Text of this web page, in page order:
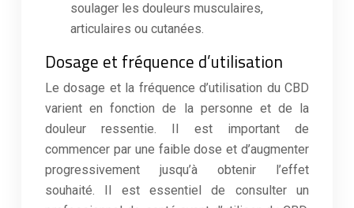
soulager les douleurs musculaires,
articulaires ou cutanées.
Dosage et fréquence d’utilisation
Le dosage et la fréquence d’utilisation du CBD
varient en fonction de la personne et de la
douleur ressentie. Il est important de
commencer par une faible dose et d’augmenter
progressivement jusqu’à obtenir l’effet
souhaité. Il est essentiel de consulter un